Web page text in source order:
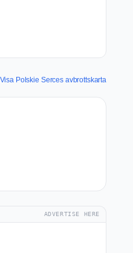
Visa Polskie Serces avbrottskarta
ADVERTISE HERE